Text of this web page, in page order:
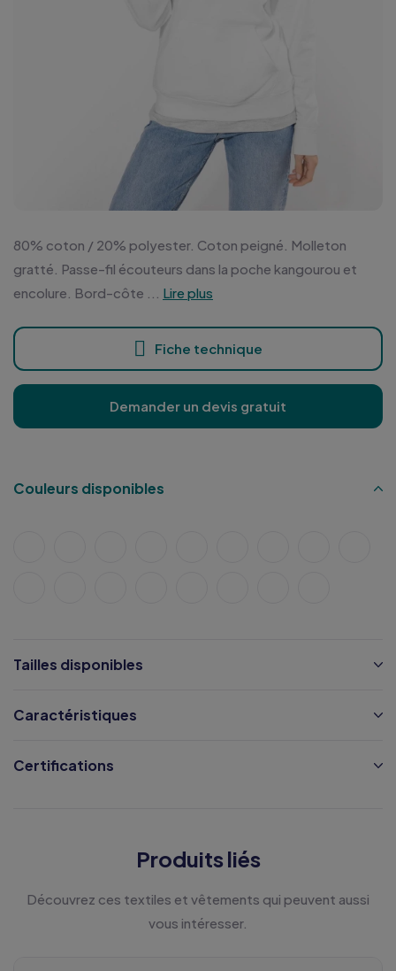
80% coton / 20% polyester. Coton peigné. Molleton
gratté. Passe-fil écouteurs dans la poche kangourou et
encolure. Bord-côte ...
Lire plus
Fiche technique
Demander un devis gratuit
Couleurs disponibles
Tailles disponibles
Caractéristiques
Certifications
Produits liés
Découvrez ces textiles et vêtements qui peuvent aussi
vous intéresser.